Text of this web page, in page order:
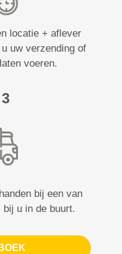
locatie + aflever
uw verzending of
voeren.
bij een van
u in de buurt.